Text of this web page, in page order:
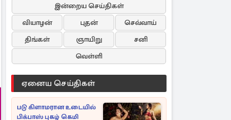
இன்றைய செய்திகள்
வியாழன்
புதன்
செவ்வாய்
திங்கள்
ஞாயிறு
சனி
வெள்ளி
ஏனைய செய்திகள்
படு கிளாமரான உடையில்
பிக்பாஸ் புகழ் கெமி